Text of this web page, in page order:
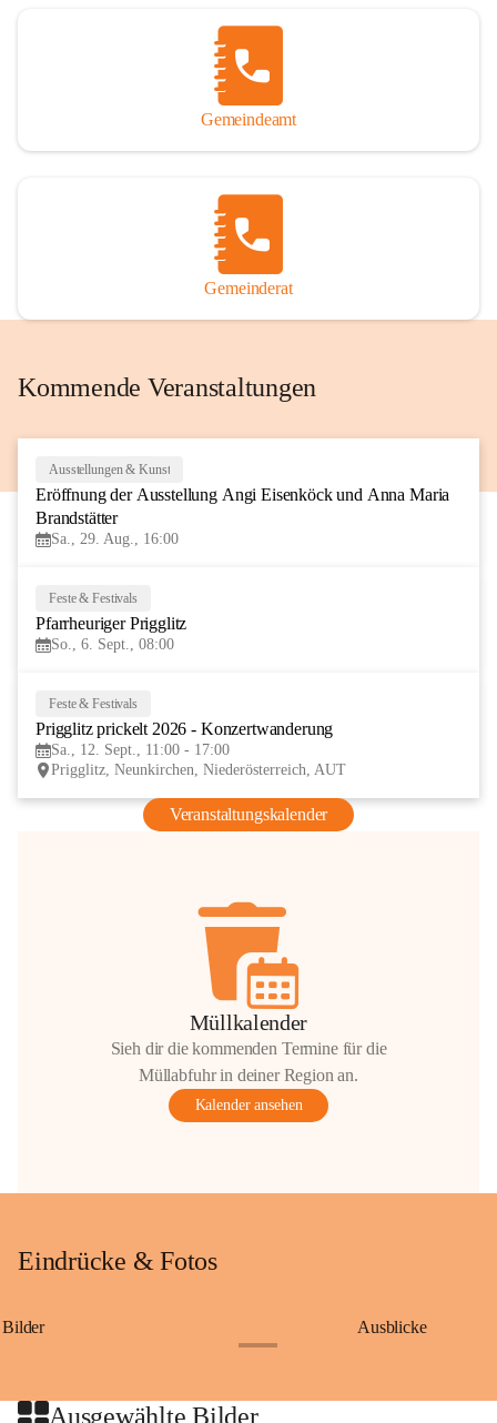
Gemeindeamt
Gemeinderat
Kommende Veranstaltungen
AUG
Ausstellungen & Kunst
Eröffnung der Ausstellung Angi Eisenköck und Anna Maria
Brandstätter
Sa., 29. Aug., 16:00
Feste & Festivals
Pfarrheuriger Prigglitz
So., 6. Sept., 08:00
Feste & Festivals
Prigglitz prickelt 2026 - Konzertwanderung
Sa., 12. Sept., 11:00 - 17:00
Prigglitz, Neunkirchen, Niederösterreich, AUT
Veranstaltungskalender
Müllkalender
Sieh dir die kommenden Termine für die
Müllabfuhr in deiner Region an.
Kalender ansehen
Eindrücke & Fotos
Bilder Ausblicke
Ausgewählte Bilder